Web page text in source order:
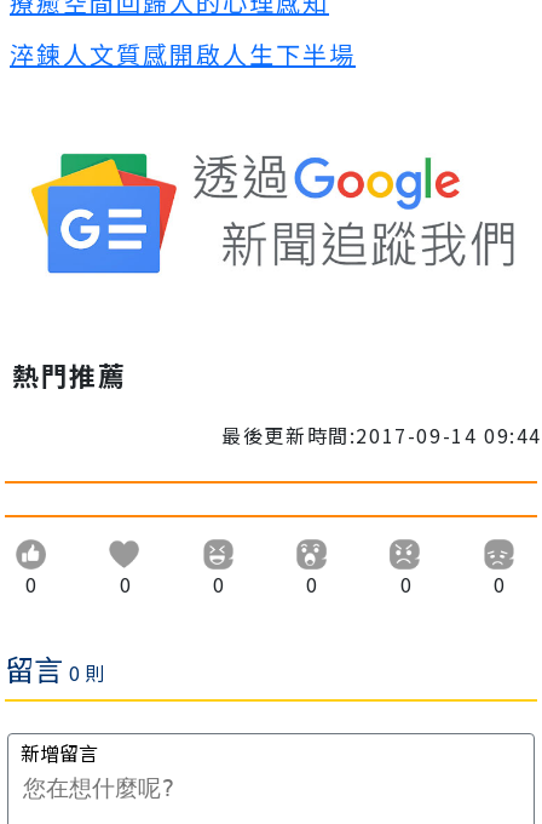
淬鍊人文質感開啟人生下半場
熱門推薦
最後更新時間:2017-09-14 09:44
0 0 0 0 0 0